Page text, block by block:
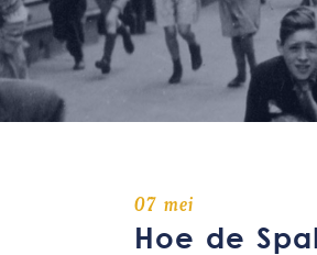
07 mei
Hoe de